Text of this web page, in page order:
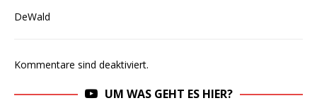
DeWald
Kommentare sind deaktiviert.
UM WAS GEHT ES HIER?